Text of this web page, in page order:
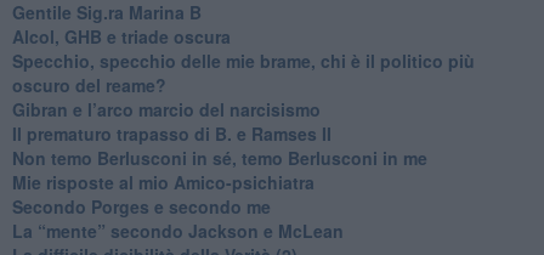
​Gentile Sig.ra Marina B
​Alcol, GHB e triade oscura
​Specchio, specchio delle mie brame, chi è il politico più
oscuro del reame?
​Gibran e l’arco marcio del narcisismo
​Il prematuro trapasso di B. e Ramses II
​Non temo Berlusconi in sé, temo Berlusconi in me
​Mie risposte al mio Amico-psichiatra
​Secondo Porges e secondo me
​La “mente” secondo Jackson e McLean